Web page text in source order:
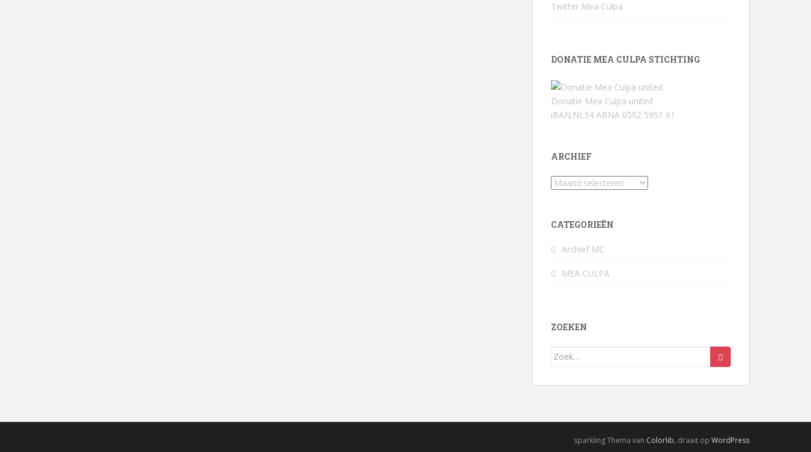
Twitter Mea Culpa
DONATIE MEA CULPA STICHTING
Donatie Mea Culpa united
iBAN:NL34 ABNA 0592 5951 61
ARCHIEF
Archief
CATEGORIEËN
Archief MC
MEA CULPA
ZOEKEN
Zoek
sparkling Thema van Colorlib, draait op WordPress